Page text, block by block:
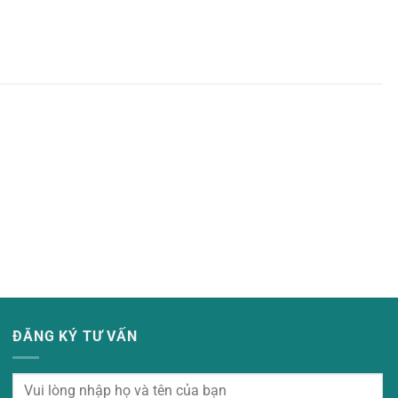
ĐĂNG KÝ TƯ VẤN